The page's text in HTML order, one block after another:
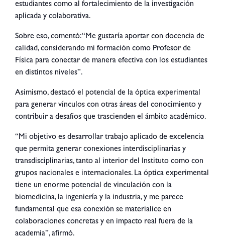
estudiantes como al fortalecimiento de la investigación
aplicada y colaborativa.
Sobre eso, comentó: “Me gustaría aportar con docencia de
calidad, considerando mi formación como Profesor de
Física para conectar de manera efectiva con los estudiantes
en distintos niveles”.
Asimismo, destacó el potencial de la óptica experimental
para generar vínculos con otras áreas del conocimiento y
contribuir a desafíos que trascienden el ámbito académico.
“Mi objetivo es desarrollar trabajo aplicado de excelencia
que permita generar conexiones interdisciplinarias y
transdisciplinarias, tanto al interior del Instituto como con
grupos nacionales e internacionales. La óptica experimental
tiene un enorme potencial de vinculación con la
biomedicina, la ingeniería y la industria, y me parece
fundamental que esa conexión se materialice en
colaboraciones concretas y en impacto real fuera de la
academia”, afirmó.